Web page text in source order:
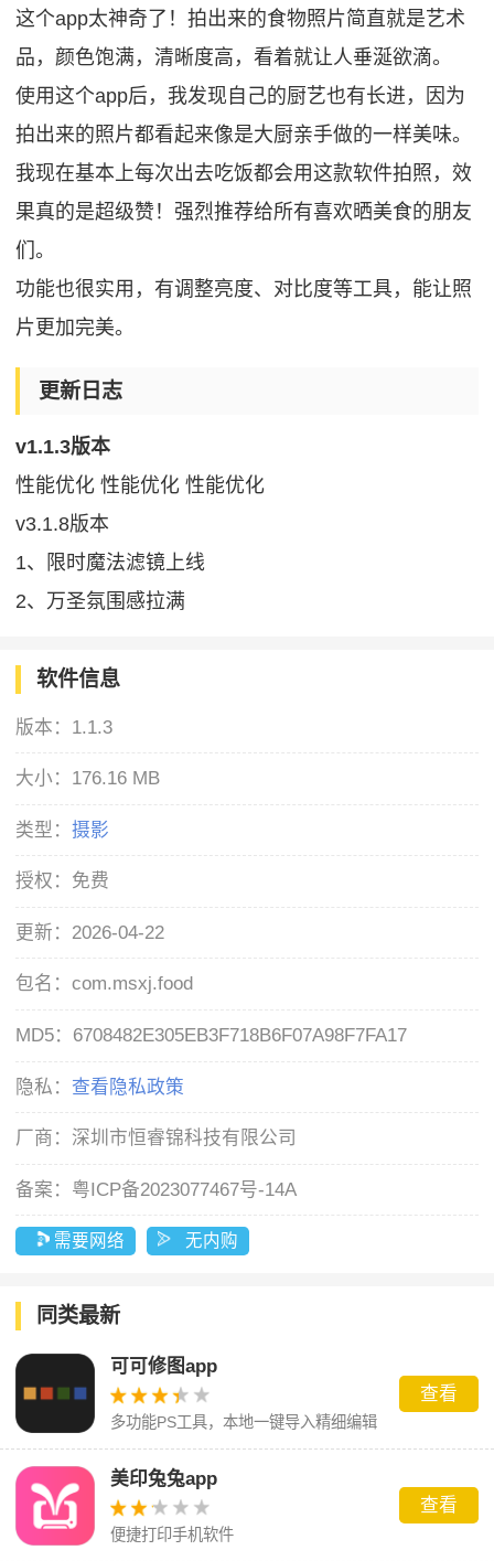
这个app太神奇了！拍出来的食物照片简直就是艺术
品，颜色饱满，清晰度高，看着就让人垂涎欲滴。
使用这个app后，我发现自己的厨艺也有长进，因为
拍出来的照片都看起来像是大厨亲手做的一样美味。
我现在基本上每次出去吃饭都会用这款软件拍照，效
果真的是超级赞！强烈推荐给所有喜欢晒美食的朋友
们。
功能也很实用，有调整亮度、对比度等工具，能让照
片更加完美。
更新日志
v1.1.3版本
性能优化 性能优化 性能优化
v3.1.8版本
1、限时魔法滤镜上线
2、万圣氛围感拉满
软件信息
版本： 1.1.3
大小： 176.16 MB
类型：摄影
授权： 免费
更新： 2026-04-22
包名：com.msxj.food
MD5： 6708482E305EB3F718B6F07A98F7FA17
隐私： 查看隐私政策
厂商： 深圳市恒睿锦科技有限公司
备案： 粤ICP备2023077467号-14A
需要网络 无内购
同类最新
可可修图app
多功能PS工具，本地一键导入精细编辑
处理美化图片
查看
美印兔兔app
便捷打印手机软件
查看